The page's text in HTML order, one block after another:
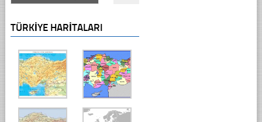
TÜRKIYE HARITALARI